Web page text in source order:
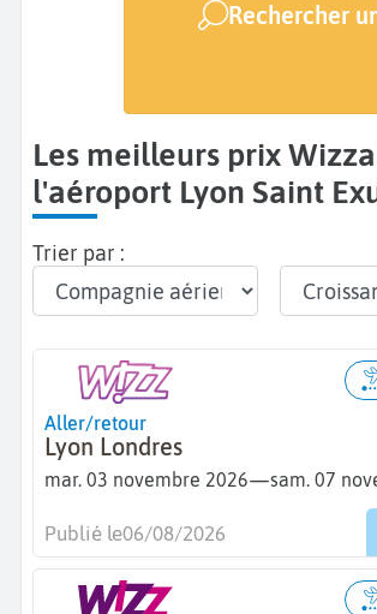
Rechercher
Les meilleurs prix Wizzair à
l'aéroport Lyon Saint
Trier par :
Aller/retour
Lyon Londres
mar. 03 novembre 2026—sam. 07
Publié le06/08/2026